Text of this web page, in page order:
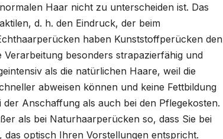
Haar nicht zu unterscheiden ist. Das
d. h. den Eindruck, der beim
haben Kunststoffperücken den
besonders strapazierfähig und
als die natürlichen Haare, weil die
abweisen können und keine Fettbildung
Anschaffung als auch bei den Pflegekosten.
als bei Naturhaarperücken so, dass Sie bei
optisch Ihren Vorstellungen entspricht.